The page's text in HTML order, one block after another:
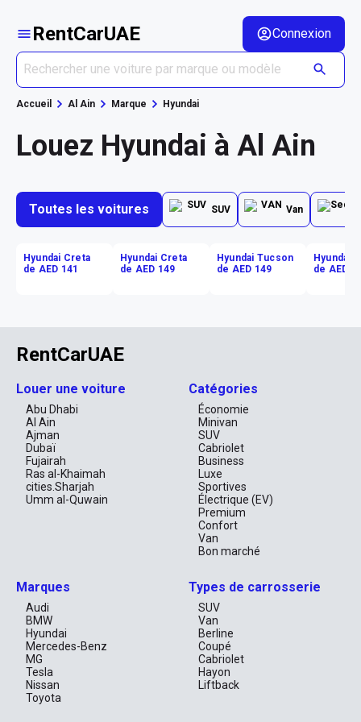
RentCarUAE Connexion
Accueil Al Ain Marque Hyundai
Louez Hyundai à Al Ain
Toutes les voitures SUV Van
Hyundai Creta
de AED 141
Hyundai Creta
de AED 149
Hyundai Tucson
de AED 149
Hyundai
de AED
RentCarUAE
Louer une voiture
Abu Dhabi
Al Ain
Ajman
Dubaï
Fujairah
Ras al-Khaimah
cities.Sharjah
Umm al-Quwain
Catégories
Économie
Minivan
SUV
Cabriolet
Business
Luxe
Sportives
Électrique (EV)
Premium
Confort
Van
Bon marché
Marques
Audi
BMW
Hyundai
Mercedes-Benz
MG
Tesla
Nissan
Toyota
Types de carrosserie
SUV
Van
Berline
Coupé
Cabriolet
Hayon
Liftback